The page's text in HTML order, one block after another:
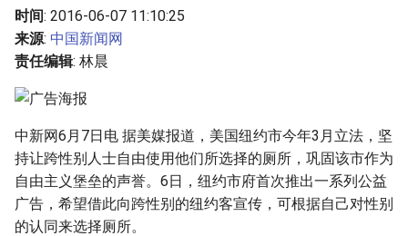
l
i
n
g
s
时间: 2016-06-07 11:10:25
来源: 中国新闻网
责任编辑: 林晨
中新网6月7日电 据美媒报道，美国纽约市今年3月立法，坚
持让跨性别人士自由使用他们所选择的厕所，巩固该市作为
自由主义堡垒的声誉。6日，纽约市府首次推出一系列公益
广告，希望借此向跨性别的纽约客宣传，可根据自己对性别
的认同来选择厕所。